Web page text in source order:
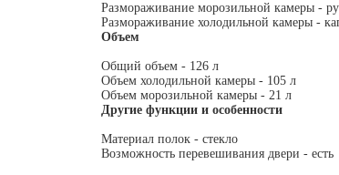
Размораживание морозильной камеры -
Размораживание холодильной камеры -
Объем
Общий объем - 126 л
Объем холодильной камеры - 105 л
Объем морозильной камеры - 21 л
Другие функции и особенности
Материал полок - стекло
Возможность перевешивания двери - есть